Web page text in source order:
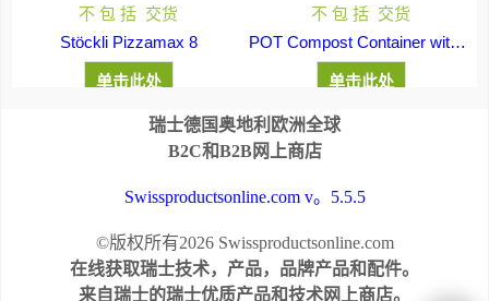
不 包 括 交货
Stöckli Pizzamax 8
单击此处
不 包 括 交货
POT Compost Container with filter and lid
单击此处
瑞士德国奥地利欧洲全球
B2C和B2B网上商店
Swissproductsonline.com v。5.5.5
©版权所有2026 Swissproductsonline.com
在线获取瑞士技术，产品，品牌产品和配件。
来自瑞士的瑞士优质产品和技术网上商店。